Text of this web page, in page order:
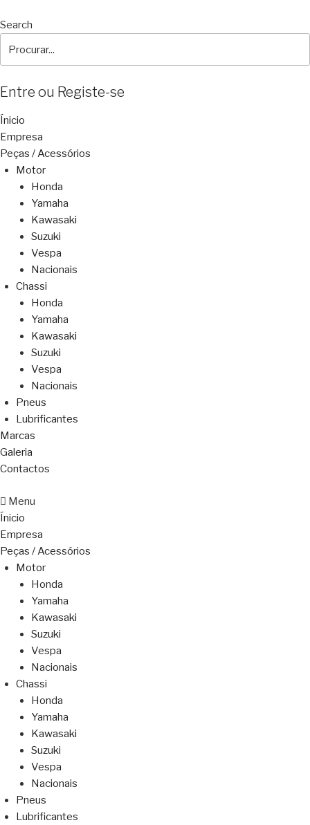
Search
Entre ou Registe-se
Ínicio
Empresa
Peças / Acessórios
Motor
Honda
Yamaha
Kawasaki
Suzuki
Vespa
Nacionais
Chassi
Honda
Yamaha
Kawasaki
Suzuki
Vespa
Nacionais
Pneus
Lubrificantes
Marcas
Galeria
Contactos
Menu
Ínicio
Empresa
Peças / Acessórios
Motor
Honda
Yamaha
Kawasaki
Suzuki
Vespa
Nacionais
Chassi
Honda
Yamaha
Kawasaki
Suzuki
Vespa
Nacionais
Pneus
Lubrificantes